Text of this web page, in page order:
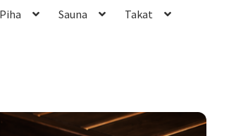
Piha Sauna
Takat
ja vaihdotPalvelutPeruuttamispyyntö